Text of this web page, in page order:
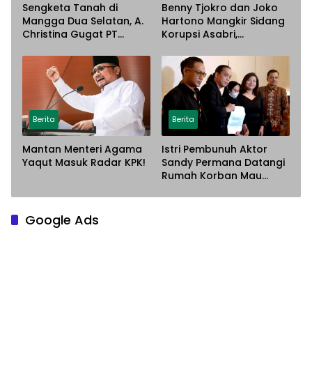
Sengketa Tanah di
Mangga Dua Selatan, A.
Christina Gugat PT
Dugaan Penyerobotan
Lahan
Benny Tjokro dan Joko
Hartono Mangkir Sidang
Korupsi Asabri,
Paksa
Berita
Mantan Menteri Agama
Yaqut Masuk Radar KPK!
Berita
Istri Pembunuh Aktor
Sandy Permana Datangi
Rumah Korban Mau
Google Ads